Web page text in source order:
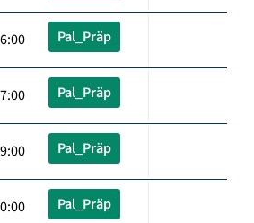
Pal_Präp
Pal_Präp
Pal_Präp
Pal_Präp